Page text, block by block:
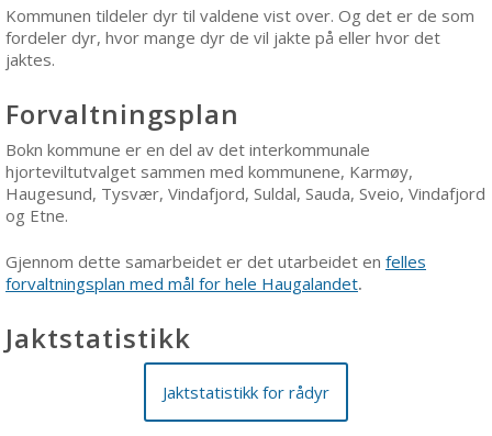
Kommunen tildeler dyr til valdene vist over. Og det er de som
fordeler dyr, hvor mange dyr de vil jakte på eller hvor det
jaktes.
Forvaltningsplan
Bokn kommune er en del av det interkommunale
hjorteviltutvalget sammen med kommunene, Karmøy,
Haugesund, Tysvær, Vindafjord, Suldal, Sauda, Sveio, Vindafjord
og Etne.
Gjennom dette samarbeidet er det utarbeidet en felles
forvaltningsplan med mål for hele Haugalandet.
Jaktstatistikk
Jaktstatistikk for rådyr